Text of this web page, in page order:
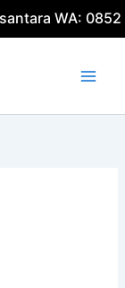
WA: